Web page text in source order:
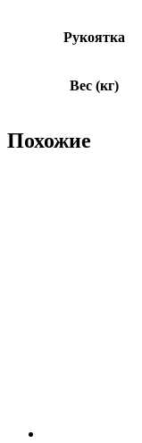
Рукоятка
Вес (кг)
Похожие